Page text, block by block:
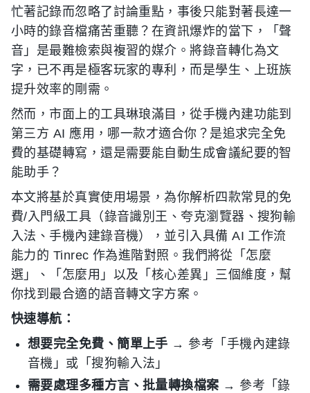
忙著記錄而忽略了討論重點，事後只能對著長達一
小時的錄音檔痛苦重聽？在資訊爆炸的當下，「聲
音」是最難檢索與複習的媒介。將錄音轉化為文
字，已不再是極客玩家的專利，而是學生、上班族
提升效率的剛需。
然而，市面上的工具琳琅滿目，從手機內建功能到
第三方 AI 應用，哪一款才適合你？是追求完全免
費的基礎轉寫，還是需要能自動生成會議紀要的智
能助手？
本文將基於真實使用場景，為你解析四款常見的免
費/入門級工具（錄音識別王、夸克瀏覽器、搜狗輸
入法、手機內建錄音機），並引入具備 AI 工作流
能力的 Tinrec 作為進階對照。我們將從「怎麼
選」、「怎麼用」以及「核心差異」三個維度，幫
你找到最合適的語音轉文字方案。
快速導航：
想要完全免費、簡單上手 → 參考「手機內建錄
音機」或「搜狗輸入法」
需要處理多種方言、批量轉換檔案 → 參考「錄